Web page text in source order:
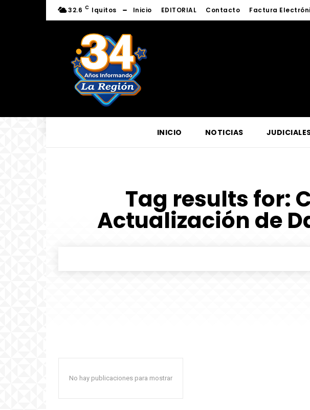
32.6 C Iquitos Inicio EDITORIAL Contacto Factura
INICIO NOTICIAS
Tag results for:
Actualización de
No hay publicaciones para mostrar